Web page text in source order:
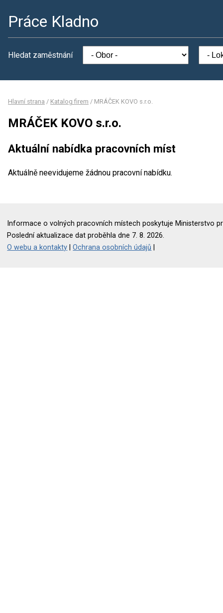
Práce Kladno
Hledat zaměstnání
Hlavní strana / Katalog firem / MRÁČEK KOVO s.r.o.
MRÁČEK KOVO s.r.o.
Aktuální nabídka pracovních míst
Aktuálně neevidujeme žádnou pracovní nabídku.
Informace o volných pracovních místech poskytuje Ministerstvo
Poslední aktualizace dat proběhla dne 7. 8. 2026.
O webu a kontakty |Ochrana osobních údajů